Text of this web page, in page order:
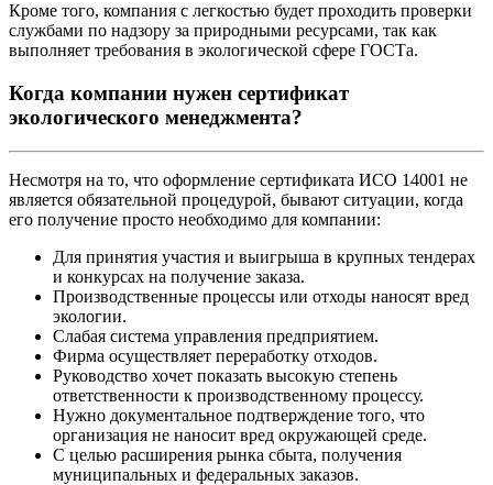
Кроме того, компания с легкостью будет проходить проверки
службами по надзору за природными ресурсами, так как
выполняет требования в экологической сфере ГОСТа.
Когда компании нужен сертификат
экологического менеджмента?
Несмотря на то, что оформление сертификата ИСО 14001 не
является обязательной процедурой, бывают ситуации, когда
его получение просто необходимо для компании:
Для принятия участия и выигрыша в крупных тендерах
и конкурсах на получение заказа.
Производственные процессы или отходы наносят вред
экологии.
Слабая система управления предприятием.
Фирма осуществляет переработку отходов.
Руководство хочет показать высокую степень
ответственности к производственному процессу.
Нужно документальное подтверждение того, что
организация не наносит вред окружающей среде.
С целью расширения рынка сбыта, получения
муниципальных и федеральных заказов.